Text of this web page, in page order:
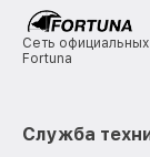
Сеть
Fortuna
Служба